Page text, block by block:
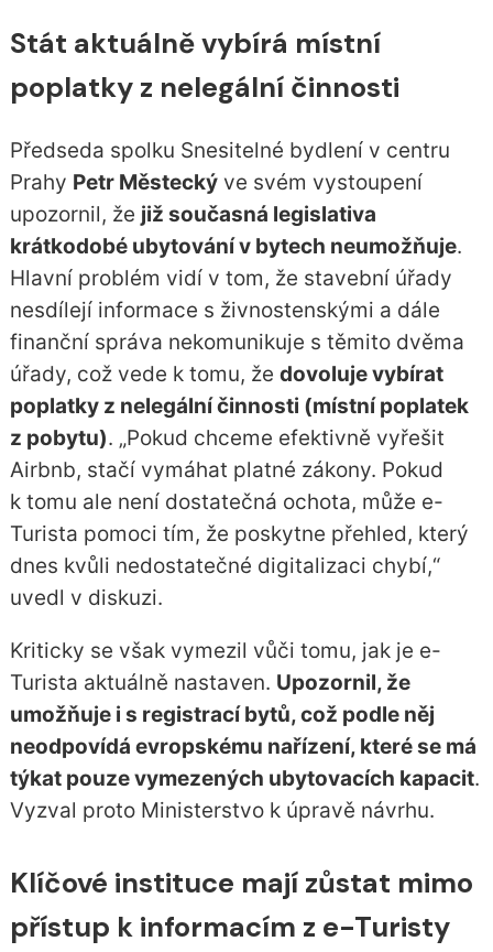
Stát aktuálně vybírá místní
poplatky z nelegální činnosti
Předseda spolku Snesitelné bydlení v centru
Prahy Petr Městeckýve svém vystoupení
upozornil, že již současná legislativa
krátkodobé ubytování v bytech neumožňuje.
Hlavní problém vidí v tom, že stavební úřady
nesdílejí informace s živnostenskými a dále
finanční správa nekomunikuje s těmito dvěma
úřady, což vede k tomu, že dovoluje vybírat
poplatky z nelegální činnosti (místní poplatek
z pobytu). „Pokud chceme efektivně vyřešit
Airbnb, stačí vymáhat platné zákony. Pokud
k tomu ale není dostatečná ochota, může e-
Turista pomoci tím, že poskytne přehled, který
dnes kvůli nedostatečné digitalizaci chybí,“
uvedl v diskuzi.
Kriticky se však vymezil vůči tomu, jak je e-
Turista aktuálně nastaven. Upozornil, že
umožňuje i s registrací bytů, což podle něj
neodpovídá evropskému nařízení, které se má
týkat pouze vymezených ubytovacích kapacit.
Vyzval proto Ministerstvo k úpravě návrhu.
Klíčové instituce mají zůstat mimo
přístup k informacím z e-Turisty